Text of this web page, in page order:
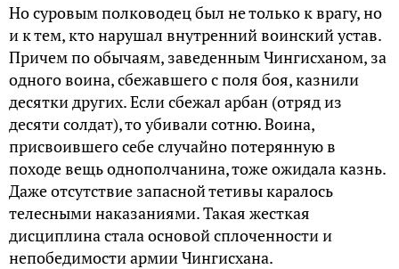
Но суровым полководец был не только к врагу, но
и к тем, кто нарушал внутренний воинский устав.
Причем по обычаям, заведенным Чингисханом, за
одного воина, сбежавшего с поля боя, казнили
десятки других. Если сбежал арбан (отряд из
десяти солдат), то убивали сотню. Воина,
присвоившего себе случайно потерянную в
походе вещь однополчанина, тоже ожидала казнь.
Даже отсутствие запасной тетивы каралось
телесными наказаниями. Такая жесткая
дисциплина стала основой сплоченности и
непобедимости армии Чингисхана.